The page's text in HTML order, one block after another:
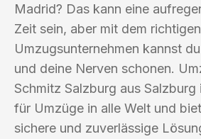
Madrid? Das kann eine
Zeit sein, aber mit dem richtigen
Umzugsunternehmen kannst
und deine Nerven schonen.
Schmitz Salzburg aus Salzburg
für Umzüge in alle Welt und
sichere und zuverlässige